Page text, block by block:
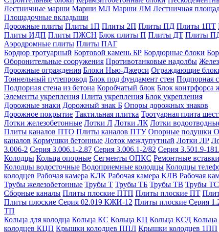
Лестничные марши Марши МЛ Марши ЛМ Лестничная
Площадочные вкладыши
Дорожные плиты Плиты 1П Плиты 2П Плиты ПД Плиты 1ПТ
Плиты ИДП Плиты ПЖСН Блок плиты П Плиты ДТ Плиты
Аэродромные плиты Плиты ПАГ
Бордюр тротуарный Бортовой камень БР Бордюрные блоки
Оборонительные сооружения Противотанковые надолбы
Дорожные ограждения Блоки Нью-Джерси Ограждающие
Тоннельный путепровод Блок под фундамент стен Подпорная
Подпорная стена из бетона Коробчатый блок Блок контрфорса
Элементы укрепления Плита укрепления Блок укрепления
Дорожные знаки Дорожный знак Б Опоры дорожных знаков
Дорожное покрытие Тактильная плитка Тротуарная плита
Лотки железобетонные Лотки Л Лотки ЛК Лотки
Плиты каналов ПТО Плиты каналов ПТУ Опорные подушки
каналов Кормушки бетонные Лоток междупутный Лотки ЛР
3.006-2 Серия 3.006.1-2.87 Серия 3.006.1-2/82 Серия 3.501.9-
Колодцы Кольца опорные Сегменты ОПКС Ремонтные вставки
Колодцы водосточные Водоприемные колодцы Колодцы
колодцев Рабочая камера КЛК Рабочая камера КЛВ Рабочая
Трубы железобетонные Трубы Т Трубы ТБ Трубы ТВ Трубы ТС
Сборные каналы Плиты плоские ПТП Плиты плоские ПТ
Плиты плоские Серия 02.019 КЖИ-12 Плиты плоские Серия
ТП
Кольца для колодца Кольца КС Кольца КЦ Кольца КСД
колодцев КЦП Крышки колодцев ППЛ Крышки колодцев 1ПП